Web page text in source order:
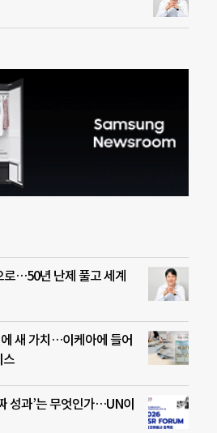
로…50년 난제 풀고 세계
새 가치…이케아에 들어
스
성과’는 무엇인가…UN이